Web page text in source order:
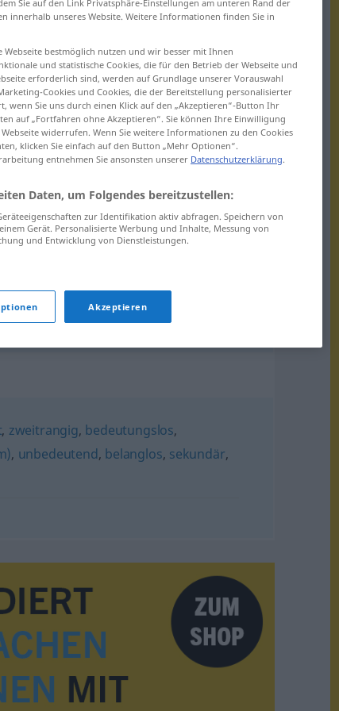
unwesentlich
, zweitrangig, bedeutungslos,
, unbedeutend, belanglos, sekundär,
Sie auf den Link Privatsphäre-Einstellungen am unteren Rand der
innerhalb unseres Website. Weitere Informationen finden Sie in
Webseite bestmöglich nutzen und wir besser mit Ihnen
und statistische Cookies, die für den Betrieb der Webseite und
erforderlich sind, werden auf Grundlage unserer Vorauswahl
Cookies und Cookies, die der Bereitstellung personalisierter
wenn Sie uns durch einen Klick auf den „Akzeptieren“-Button Ihr
auf „Fortfahren ohne Akzeptieren“. Sie können Ihre Einwilligung
widerrufen. Wenn Sie weitere Informationen zu den Cookies
klicken Sie einfach auf den Button „Mehr Optionen“.
entnehmen Sie ansonsten unserer Datenschutzerklärung.
Daten, um Folgendes bereitzustellen:
zur Identifikation aktiv abfragen. Speichern von
Gerät. Personalisierte Werbung und Inhalte, Messung von
und Entwicklung von Dienstleistungen.
Akzeptieren